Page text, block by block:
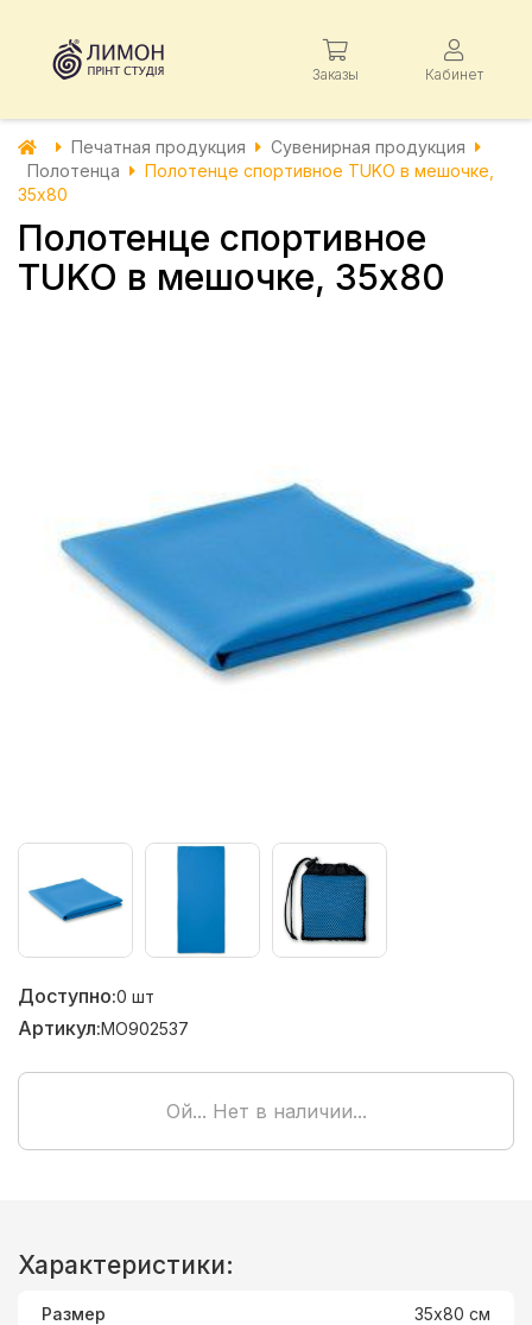
Заказы Кабинет
Печатная продукция
Сувенирная продукция
Полотенца
Полотенце спортивное TUKO в мешочке,
35х80
Полотенце спортивное
TUKO в мешочке, 35х80
Доступно:0 шт
Артикул:MO902537
Ой... Нет в наличии...
Характеристики:
Размер 35х80 см